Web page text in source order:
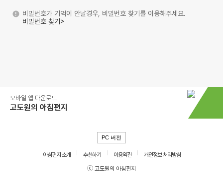
비밀번호가 기억이 안날경우, 비밀번호 찾기를 이용해주세요.
비밀번호 찾기>
모바일 앱 다운로드
고도원의 아침편지
PC 버전
아침편지 소개 추천하기 이용약관
개인정보 처리방침
ⓒ 고도원의 아침편지